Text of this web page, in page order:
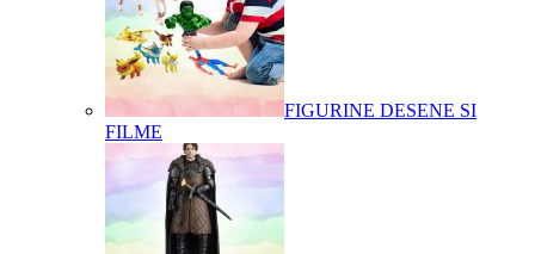
FIGURINE DESENE SI
FILME